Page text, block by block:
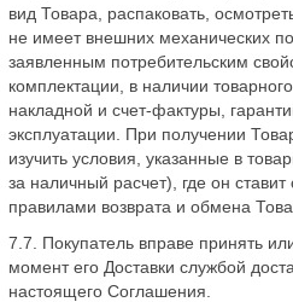
вид Товара, распаковать,
не имеет внешних механических
заявленным потребительским
комплектации, в наличии
накладной и счет-фактуры,
эксплуатации. При получении
изучить условия, указанные в
за наличный расчет), где он
правилами возврата и обмена
7.7. Покупатель вправе принять
момент его Доставки службой
настоящего Соглашения.